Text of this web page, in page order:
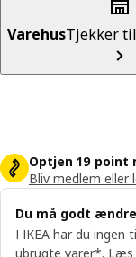
VarehusTjekker
Optjen 19 point
Bliv medlem eller
Du må godt
I IKEA har du
ubrugte varer*. Læs